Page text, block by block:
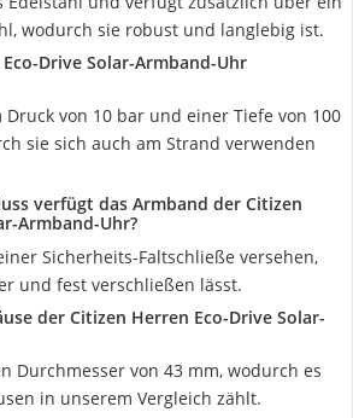
wodurch sie robust und langlebig ist.
Drive Solar-Armband-Uhr
Druck von 10 bar und einer Tiefe von 100
sie sich auch am Strand verwenden
verfügt das Armband der Citizen
Armband-Uhr?
Sicherheits-Faltschließe versehen,
und fest verschließen lässt.
der Citizen Herren Eco-Drive Solar-
Durchmesser von 43 mm, wodurch es
in unserem Vergleich zählt.